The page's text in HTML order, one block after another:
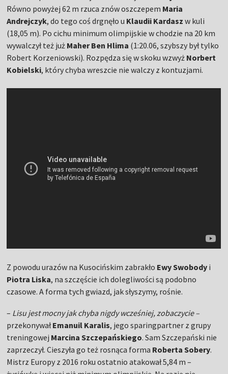
Równo powyżej 62 m rzuca znów oszczepem Maria
Andrejczyk, do tego coś drgnęło u Klaudii Kardaszw kuli
(18,05 m). Po cichu minimum olimpijskie w chodzie na 20 km
wywalczył też już Maher Ben Hlima (1:20.06, szybszy był tylko
Robert Korzeniowski). Rozpędza się w skoku wzwyż Norbert
Kobielski, który chyba wreszcie nie walczy z kontuzjami.
Z powodu urazów na Kusocińskim zabrakło Ewy Swobody i
Piotra Liska, na szczęście ich dolegliwości są podobno
czasowe. A forma tych gwiazd, jak słyszymy, rośnie.
– Lisu jest mocny jak chyba nigdy wcześniej, zobaczycie –
przekonywałEmanuil Karalis, jego sparingpartner z grupy
treningowej Marcina Szczepańskiego. Sam Szczepański nie
zaprzeczył. Cieszyła go też rosnąca forma Roberta Sobery.
Mistrz Europy z 2016 roku ostatnio atakował 5,84 m –